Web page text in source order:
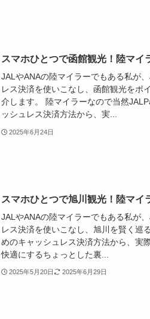
スマホひとつで函館観光！陸マ
JALやANAの陸マイラーでもある私が
レス決済を使いこなし、函館観光をポ
介します。 陸マイラーなので当然
ッシュレス決済方法から、実...
2025年6月24日
スマホひとつで旭川観光！陸マ
JALやANAの陸マイラーでもある私が
レス決済を使いこなし、旭川を賢く巡
めのキャッシュレス決済方法から、実
快適にするちょっとした裏...
2025年5月20日 2025年6月29日